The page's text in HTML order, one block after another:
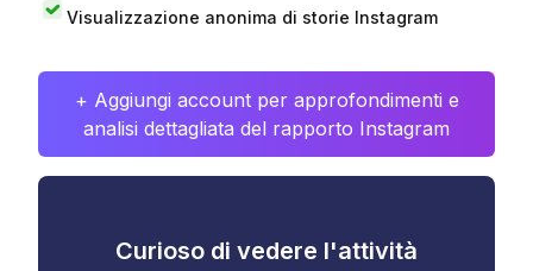
Visualizzazione anonima di storie Instagram
+ Aggiungi account per approfondimenti e
analisi dettagliata del rapporto Instagram
Curioso di vedere l'attività